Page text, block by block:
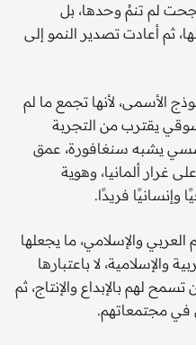
لم تنمُ وحدها، بل
ثم أعادت تصدير النمو إلى
الأسمى، لأنها تجمع ما لم
يقترب من التجربة
يشبه سنغافورة، عمق
غرار ألمانيا، وهوية
وإنسانيًا فريدًا.
والإسلامي، ما يجعلها
والإسلامية، لا باعتبارها
لهم بالإبداع والإنتاج، ثم
في مجتمعاتهم.